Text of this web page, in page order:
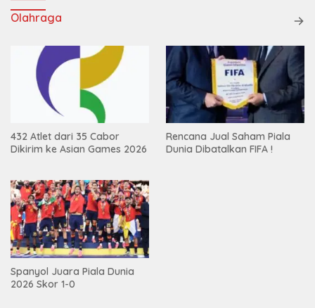
Olahraga
432 Atlet dari 35 Cabor
Dikirim ke Asian Games 2026
Rencana Jual Saham Piala
Dunia Dibatalkan FIFA !
Spanyol Juara Piala Dunia
2026 Skor 1-0